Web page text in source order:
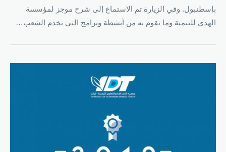
بإسطنبول. وفي الزيارة تم الاستماع إلى شرح موجز لمؤسسة
الهدى للتنمية وما تقوم به من أنشطة وبرامج التي تخدم الشعب…